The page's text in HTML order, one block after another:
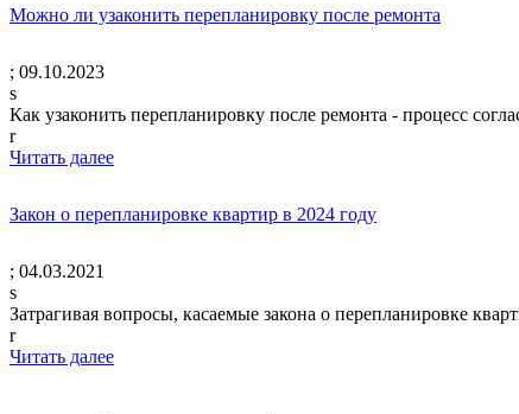
Можно ли узаконить перепланировку после ремонта
; 09.10.2023
s
Как узаконить перепланировку после ремонта - процесс
r
Читать далее
Закон о перепланировке квартир в 2024 году
; 04.03.2021
s
Затрагивая вопросы, касаемые закона о перепланировке
r
Читать далее